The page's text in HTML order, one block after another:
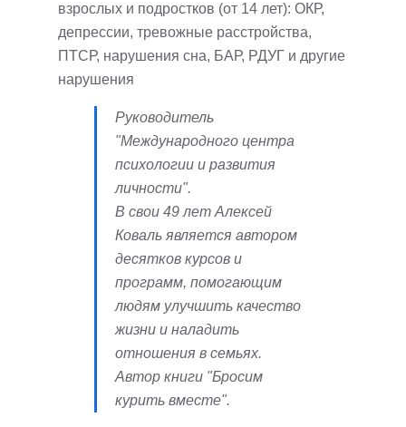
взрослых и подростков (от 14 лет): ОКР,
депрессии, тревожные расстройства,
ПТСР, нарушения сна, БАР, РДУГ и другие
нарушения
Руководитель
"Международного центра
психологии и развития
личности".
В свои 49 лет Алексей
Коваль является автором
десятков курсов и
программ, помогающим
людям улучшить качество
жизни и наладить
отношения в семьях.
Автор книги "Бросим
курить вместе".